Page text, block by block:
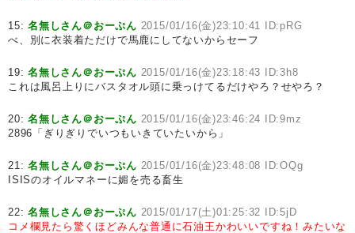
15:名無しさん＠おーぷん 2015/01/16(金)23:10:41 ID:pRG
べ、別に衣装着ただけで馬鹿にしてないからセーフ
19:名無しさん＠おーぷん 2015/01/16(金)23:18:43 ID:3h8
これは風呂上りにバスタオル頭に乗っけてるだけやろ？せやろ？
20:名無しさん＠おーぷん 2015/01/16(金)23:46:24 ID:9mz
2896「ぎりぎりでいつもいきていたいから」
21:名無しさん＠おーぷん 2015/01/16(金)23:48:08 ID:OQg
ISISのオイルマネーに媚を売る畜生
22:名無しさん＠おーぷん 2015/01/17(土)01:25:32 ID:5jD
コメ欄見たら驚くほどみんな普通に石油王かわいいですね！みたいな